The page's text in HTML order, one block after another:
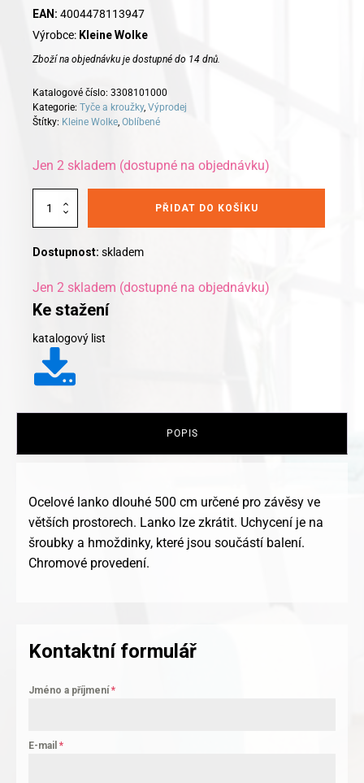
was:
480 Kč.
is:
395 Kč.
EAN: 4004478113947
Výrobce: Kleine Wolke
Zboží na objednávku je dostupné do 14 dnů.
Katalogové číslo: 3308101000
Kategorie: Tyče a kroužky, Výprodej
Štítky: Kleine Wolke, Oblíbené
Jen 2 skladem (dostupné na objednávku)
Kleine
Lankový
systém
množství
PŘIDAT DO KOŠÍKU
Dostupnost: skladem
Jen 2 skladem (dostupné na objednávku)
Ke stažení
katalogový list
POPIS
Ocelové lanko dlouhé 500 cm určené pro závěsy ve
větších prostorech. Lanko lze zkrátit. Uchycení je na
šroubky a hmoždinky, které jsou součástí balení.
Chromové provedení.
Kontaktní formulář
Jméno a příjmení*
E-mail *